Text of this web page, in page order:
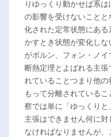
りゆっくり動かせば系
の影響を受けないこと
化された定常状態にあ
かすとき状態が変化し
がボルン、フォン・ノ
断熱定理とよばれる主
れていることつまり他
もって分離されている
察では単に「ゆっくり
主張はできません何に
なければなりませんが